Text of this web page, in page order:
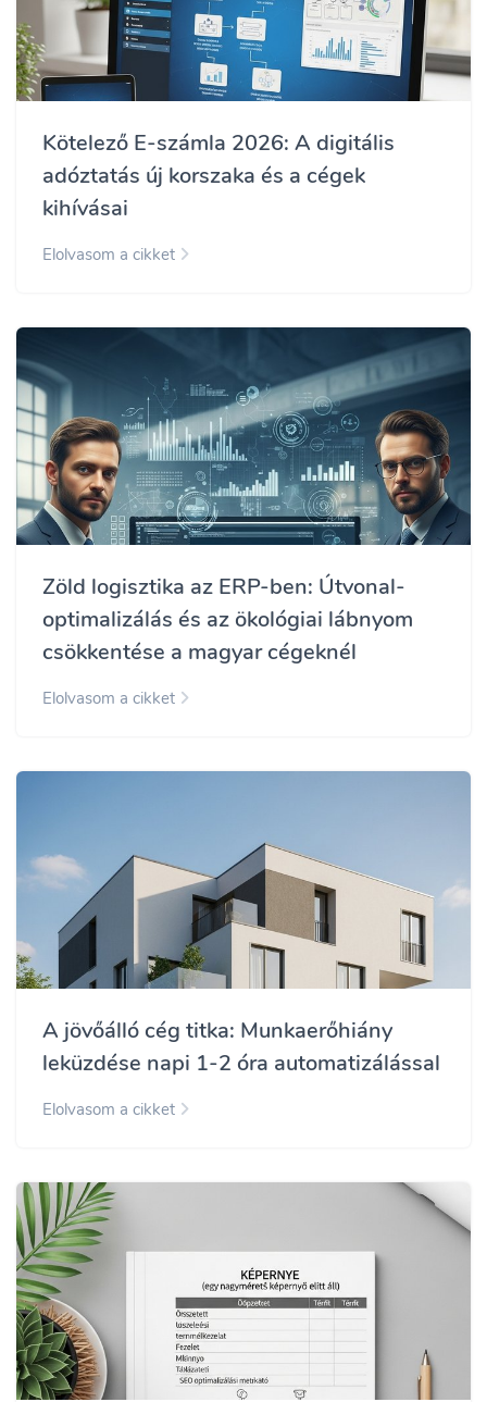
Kötelező E-számla 2026: A digitális
adóztatás új korszaka és a cégek
kihívásai
Elolvasom a cikket
Zöld logisztika az ERP-ben: Útvonal-
optimalizálás és az ökológiai lábnyom
csökkentése a magyar cégeknél
Elolvasom a cikket
A jövőálló cég titka: Munkaerőhiány
leküzdése napi 1-2 óra automatizálással
Elolvasom a cikket